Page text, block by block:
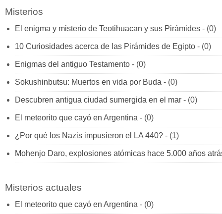
Misterios
El enigma y misterio de Teotihuacan y sus Pirámides - (0)
10 Curiosidades acerca de las Pirámides de Egipto - (0)
Enigmas del antiguo Testamento - (0)
Sokushinbutsu: Muertos en vida por Buda - (0)
Descubren antigua ciudad sumergida en el mar - (0)
El meteorito que cayó en Argentina - (0)
¿Por qué los Nazis impusieron el LA 440? - (1)
Mohenjo Daro, explosiones atómicas hace 5.000 años
Misterios actuales
El meteorito que cayó en Argentina - (0)